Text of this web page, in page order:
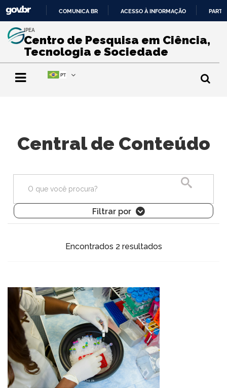
PARA
O
CONTEÚDO
COMUNICA BR ACESSO À INFORMAÇÃO
IPEA
Centro de Pesquisa em Ciência,
Tecnologia e Sociedade
Central de Conteúdo
Filtrar por
Encontrados 2 resultados